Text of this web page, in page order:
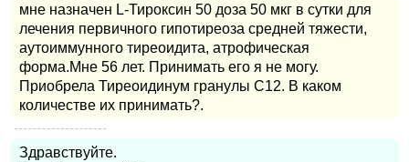
мне назначен L-Тироксин 50 доза 50 мкг в сутки для
лечения первичного гипотиреоза средней тяжести,
аутоиммунного тиреоидита, атрофическая
форма.Мне 56 лет. Принимать его я не могу.
Приобрела Тиреоидинум гранулы С12. В каком
количестве их принимать?.
Здравствуйте.